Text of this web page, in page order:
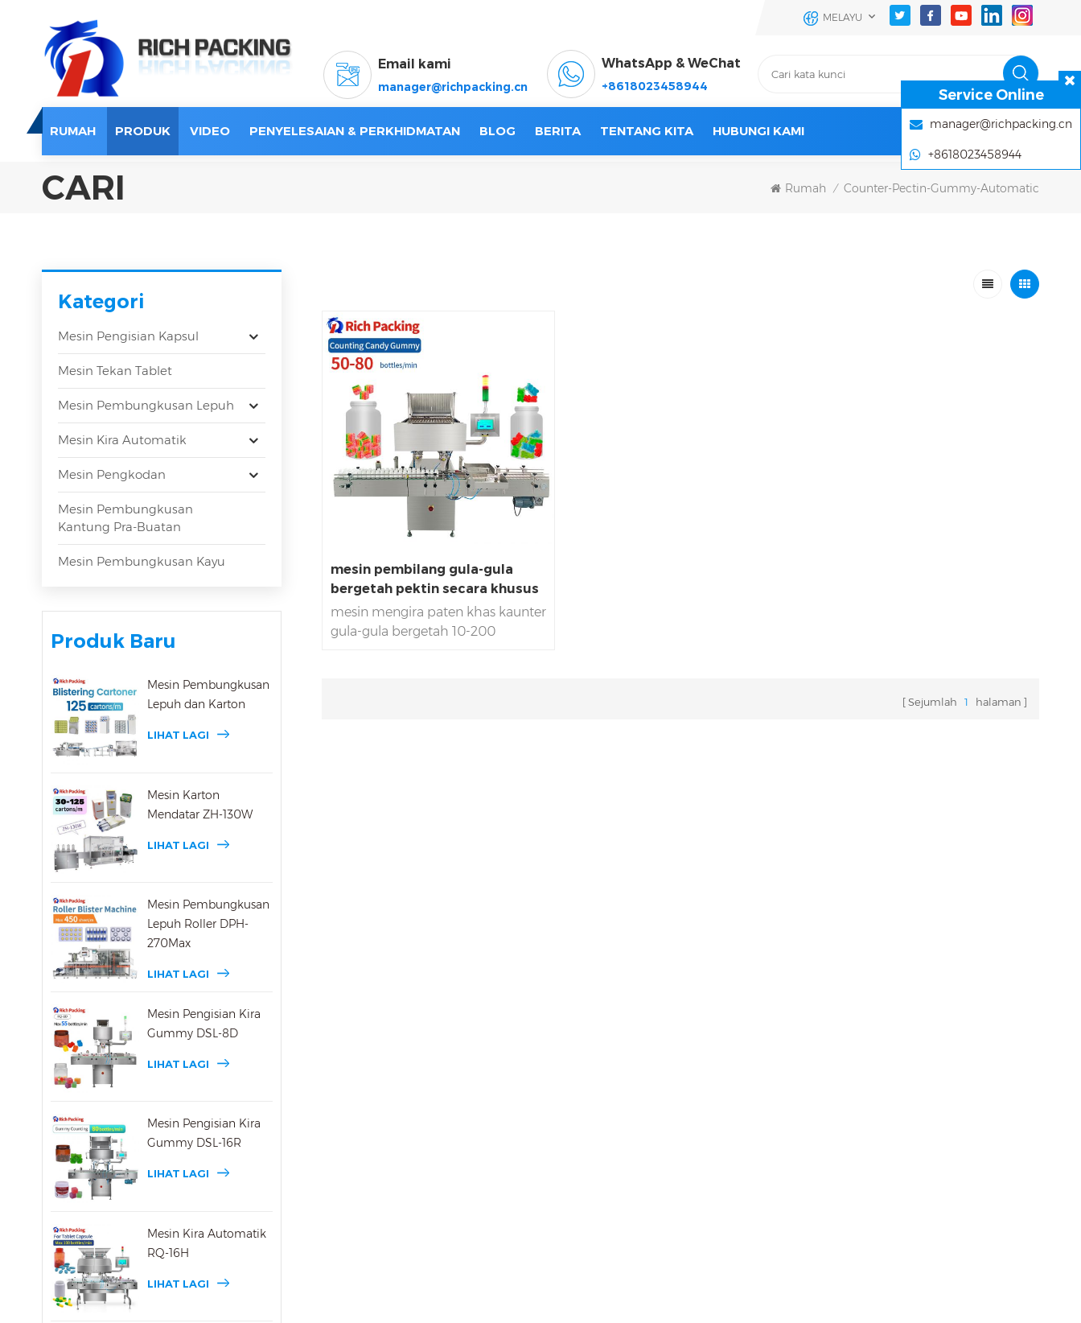
MELAYU
Email kami
manager@richpacking.cn
WhatsApp & WeChat
+8618023458944
RUMAH PRODUK VIDEO PENYELESAIAN & PERKHIDMATAN BLOG BERITA TENTANG KITA HUBUNGI KAMI
CARI Rumah / Counter-Pectin-Gummy-Automatic
Kategori
Mesin Pengisian Kapsul
Mesin Tekan Tablet
Mesin Pembungkusan Lepuh
Mesin Kira Automatik
Mesin Pengkodan
Mesin Pembungkusan
Kantung Pra-Buatan
Mesin Pembungkusan Kayu
Produk Baru
Mesin Pembungkusan
Lepuh dan Karton
LIHAT LAGI
Mesin Karton
Mendatar ZH-130W
LIHAT LAGI
Mesin Pembungkusan
Lepuh Roller DPH-
270Max
LIHAT LAGI
Mesin Pengisian Kira
Gummy DSL-8D
LIHAT LAGI
Mesin Pengisian Kira
Gummy DSL-16R
LIHAT LAGI
Mesin Kira Automatik
RQ-16H
LIHAT LAGI
mesin pembilang gula-gula
bergetah pektin secara khusus
mesin mengira paten khas kaunter
gula-gula bergetah 10-200
Sejumlah 1 halaman
Service Online
manager@richpacking.cn
+8618023458944